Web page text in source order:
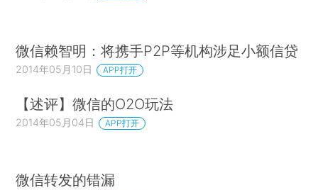
微信赖智明：将携手P2P等机构涉足小额信贷
2014年05月10日 APP打开
【述评】微信的O2O玩法
2014年05月04日 APP打开
微信转发的错漏